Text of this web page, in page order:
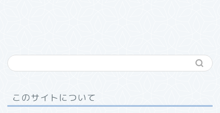
このサイトについて